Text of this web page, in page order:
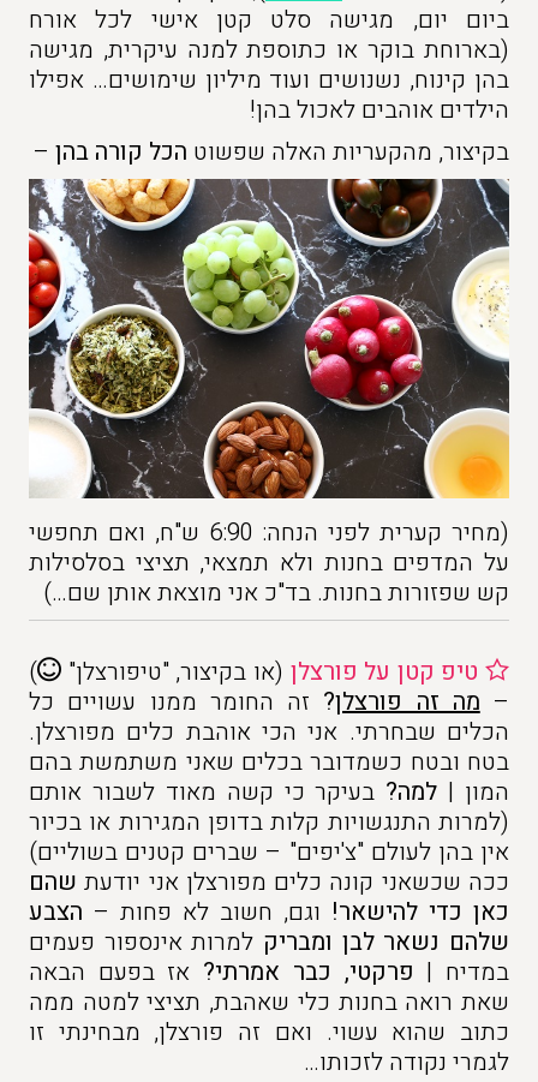
ביום יום, מגישה סלט קטן אישי לכל אורח
(בארוחת בוקר או כתוספת למנה עיקרית, מגישה
בהן קינוח, נשנושים ועוד מיליון שימושים… אפילו
הילדים אוהבים לאכול בהן!
בקיצור, מהקעריות האלה שפשוט הכל קורה בהן –
(מחיר קערית לפני הנחה: 6:90 ש"ח, ואם תחפשי
על המדפים בחנות ולא תמצאי, תציצי בסלסילות
קש שפזורות בחנות. בד"כ אני מוצאת אותן שם…)
טיפ קטן על פורצלן (או בקיצור, "טיפורצלן"
)
–מה זה פורצלן? זה החומר ממנו עשויים כל
הכלים שבחרתי. אני הכי אוהבת כלים מפורצלן.
בטח ובטח כשמדובר בכלים שאני משתמשת בהם
המון | למה? בעיקר כי קשה מאוד לשבור אותם
(למרות התנגשויות קלות בדופן המגירות או בכיור
אין בהן לעולם "צ'יפים" – שברים קטנים בשוליים)
ככה שכשאני קונה כלים מפורצלן אני יודעת שהם
כאן כדי להישאר! וגם, חשוב לא פחות – הצבע
שלהם נשאר לבן ומבריק למרות אינספור פעמים
במדיח | פרקטי, כבר אמרתי? אז בפעם הבאה
שאת רואה בחנות כלי שאהבת, תציצי למטה ממה
כתוב שהוא עשוי. ואם זה פורצלן, מבחינתי זו
לגמרי נקודה לזכותו…